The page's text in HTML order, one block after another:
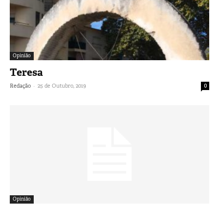
Opinião
Teresa
Redação - 25 de Outubro, 2019 0
Opinião